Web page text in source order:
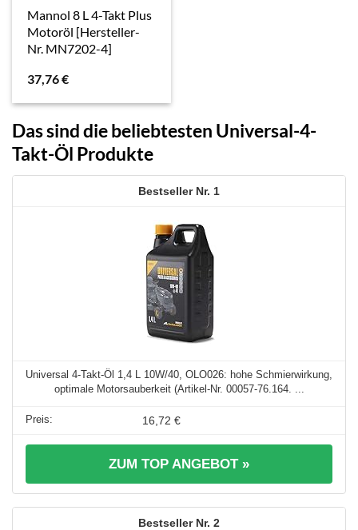
Mannol 8 L 4-Takt Plus
Motoröl [Hersteller-
Nr. MN7202-4]
37,76€
Das sind die beliebtesten Universal-4-
Takt-Öl Produkte
1
Universal 4-Takt-Öl 1,4 L 10W/40, OLO026: hohe Schmierwirkung,
optimale Motorsauberkeit (Artikel-Nr. 00057-76.164. ...
16,72 €
ZUM TOP ANGEBOT »
2